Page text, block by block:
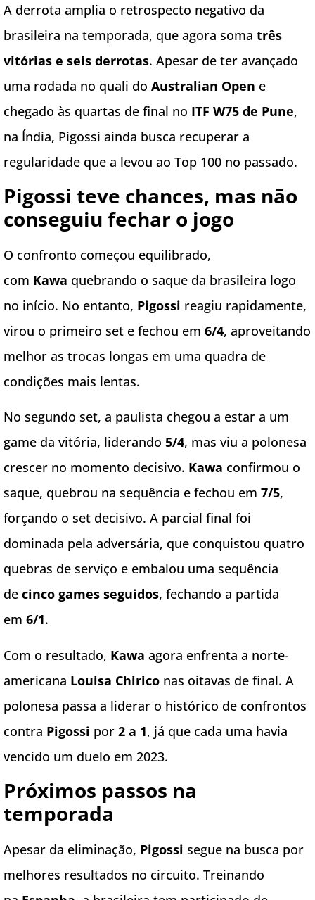
A derrota amplia o retrospecto negativo da
brasileira na temporada, que agora soma três
vitórias e seis derrotas. Apesar de ter avançado
uma rodada no quali do Australian Open e
chegado às quartas de final no ITF W75 de Pune,
na Índia, Pigossi ainda busca recuperar a
regularidade que a levou ao Top 100 no passado.
Pigossi teve chances, mas não
conseguiu fechar o jogo
O confronto começou equilibrado,
com Kawa quebrando o saque da brasileira logo
no início. No entanto, Pigossi reagiu rapidamente,
virou o primeiro set e fechou em 6/4, aproveitando
melhor as trocas longas em uma quadra de
condições mais lentas.
No segundo set, a paulista chegou a estar a um
game da vitória, liderando 5/4, mas viu a polonesa
crescer no momento decisivo. Kawa confirmou o
saque, quebrou na sequência e fechou em 7/5,
forçando o set decisivo. A parcial final foi
dominada pela adversária, que conquistou quatro
quebras de serviço e embalou uma sequência
de cinco games seguidos, fechando a partida
em 6/1.
Com o resultado, Kawa agora enfrenta a norte-
americana Louisa Chirico nas oitavas de final. A
polonesa passa a liderar o histórico de confrontos
contra Pigossi por 2 a 1, já que cada uma havia
vencido um duelo em 2023.
Próximos passos na
temporada
Apesar da eliminação, Pigossi segue na busca por
melhores resultados no circuito. Treinando